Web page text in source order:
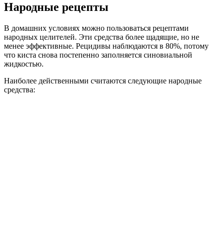
Народные рецепты
В домашних условиях можно пользоваться рецептами
народных целителей. Эти средства более щадящие, но не
менее эффективные. Рецидивы наблюдаются в 80%, потому
что киста снова постепенно заполняется синовиальной
жидкостью.
Наиболее действенными считаются следующие народные
средства: